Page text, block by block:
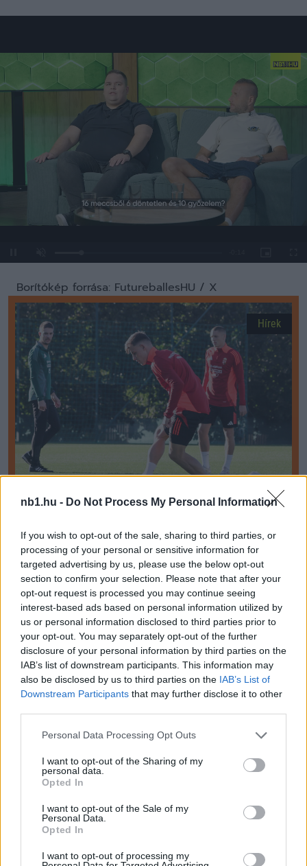
nb1.hu - Do Not Process My Personal Information
If you wish to opt-out of the sale, sharing to third parties, or
processing of your personal or sensitive information for
targeted advertising by us, please use the below opt-out
section to confirm your selection. Please note that after your
opt-out request is processed you may continue seeing
interest-based ads based on personal information utilized by
us or personal information disclosed to third parties prior to
your opt-out. You may separately opt-out of the further
disclosure of your personal information by third parties on the
IAB’s list of downstream participants. This information may
also be disclosed by us to third parties on the IAB’s List of
Downstream Participants that may further disclose it to other
Please note that this website/app uses one or more Google
not limited to your visit or usage behaviour. You may click to
grant or deny consent to Google and its third-party tags to
use your data for below specified purposes in below Google
consent section.
Personal Data Processing Opt Outs
I want to opt-out of the Sharing of my
personal data.
Opted In
I want to opt-out of the Sale of my
Personal Data.
Opted In
I want to opt-out of processing my
0%
Borítókép forrása: FutureballesHU / X
Hírek
válogatott játékos
Schön Szabolcs ebben az idényben egyszer sem került be az
angol harmadosztályban edződő Bolton keretébe. Kozák Attila a
Nemzeti Sportnak […]
2025.08.23 12:26
Megosztás:
KAPCSOLÓDÓ HÍREK
Hírek